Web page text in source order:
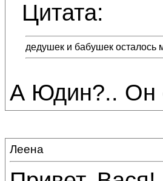
Цитата:
дедушек и бабушек осталось
А Юдин?.. Он
Леена